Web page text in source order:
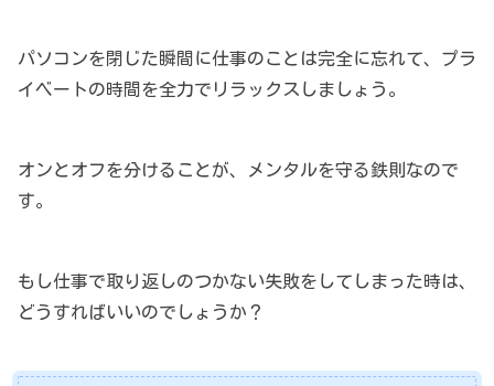
パソコンを閉じた瞬間に仕事のことは完全に忘れて、プラ
イベートの時間を全力でリラックスしましょう。
オンとオフを分けることが、メンタルを守る鉄則なので
す。
もし仕事で取り返しのつかない失敗をしてしまった時は、
どうすればいいのでしょうか？